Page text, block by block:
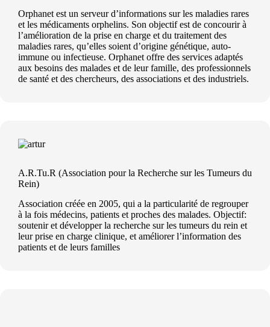
Orphanet est un serveur d’informations sur les maladies rares
et les médicaments orphelins. Son objectif est de concourir à
l’amélioration de la prise en charge et du traitement des
maladies rares, qu’elles soient d’origine génétique, auto-
immune ou infectieuse. Orphanet offre des services adaptés
aux besoins des malades et de leur famille, des professionnels
de santé et des chercheurs, des associations et des industriels.
A.R.Tu.R (Association pour la Recherche sur les Tumeurs du
Rein)
Association créée en 2005, qui a la particularité de regrouper
à la fois médecins, patients et proches des malades. Objectif:
soutenir et développer la recherche sur les tumeurs du rein et
leur prise en charge clinique, et améliorer l’information des
patients et de leurs familles